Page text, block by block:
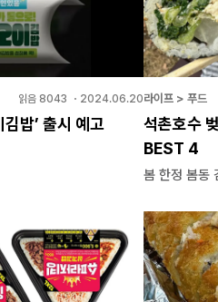
읽음 8043 ・ 2024.06.20
밥’ 출시 예고
라이프 > 푸드
석촌호수
BEST 4
봄 한정 봄동